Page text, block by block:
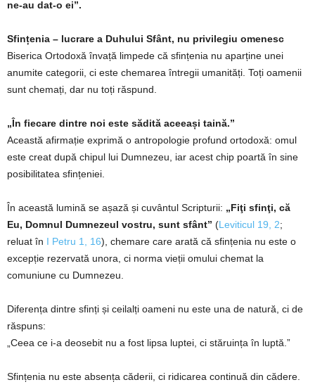
ne-au dat-o ei”.
Sfințenia – lucrare a Duhului Sfânt, nu privilegiu omenesc
Biserica Ortodoxă învață limpede că sfințenia nu aparține unei
anumite categorii, ci este chemarea întregii umanități. Toți oamenii
sunt chemați, dar nu toți răspund.
„În fiecare dintre noi este sădită aceeași taină.”
Această afirmație exprimă o antropologie profund ortodoxă: omul
este creat după chipul lui Dumnezeu, iar acest chip poartă în sine
posibilitatea sfințeniei.
În această lumină se așază și cuvântul Scripturii: „Fiţi sfinţi, că
Eu, Domnul Dumnezeul vostru, sunt sfânt” (Leviticul 19, 2;
reluat în I Petru 1, 16), chemare care arată că sfințenia nu este o
excepție rezervată unora, ci norma vieții omului chemat la
comuniune cu Dumnezeu.
Diferența dintre sfinți și ceilalți oameni nu este una de natură, ci de
răspuns:
„Ceea ce i-a deosebit nu a fost lipsa luptei, ci stăruința în luptă.”
Sfințenia nu este absența căderii, ci ridicarea continuă din cădere.